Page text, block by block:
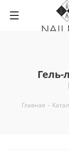
Гель-
Главная -